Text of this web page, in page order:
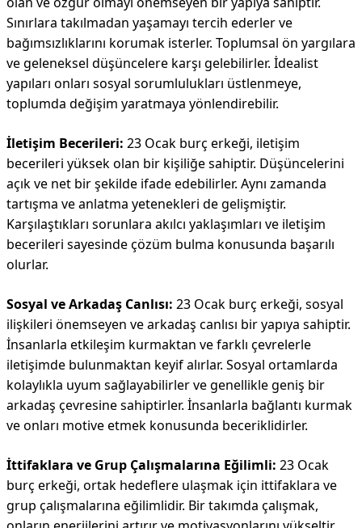
Sınırlara takılmadan yaşamayı tercih ederler ve
bağımsızlıklarını korumak isterler. Toplumsal ön yargılara
ve geleneksel düşüncelere karşı gelebilirler. İdealist
yapıları onları sosyal sorumlulukları üstlenmeye,
toplumda değişim yaratmaya yönlendirebilir.
İletişim Becerileri: 23 Ocak burç erkeği, iletişim
becerileri yüksek olan bir kişiliğe sahiptir. Düşüncelerini
açık ve net bir şekilde ifade edebilirler. Aynı zamanda
tartışma ve anlatma yetenekleri de gelişmiştir.
Karşılaştıkları sorunlara akılcı yaklaşımları ve iletişim
becerileri sayesinde çözüm bulma konusunda başarılı
olurlar.
Sosyal ve Arkadaş Canlısı: 23 Ocak burç erkeği, sosyal
ilişkileri önemseyen ve arkadaş canlısı bir yapıya sahiptir.
İnsanlarla etkileşim kurmaktan ve farklı çevrelerle
iletişimde bulunmaktan keyif alırlar. Sosyal ortamlarda
kolaylıkla uyum sağlayabilirler ve genellikle geniş bir
arkadaş çevresine sahiptirler. İnsanlarla bağlantı kurmak
ve onları motive etmek konusunda beceriklidirler.
İttifaklara ve Grup Çalışmalarına Eğilimli: 23 Ocak
burç erkeği, ortak hedeflere ulaşmak için ittifaklara ve
grup çalışmalarına eğilimlidir. Bir takımda çalışmak,